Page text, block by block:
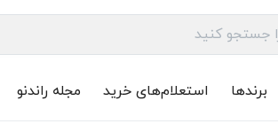
برندها استعلام‌های خرید مجله راندنو